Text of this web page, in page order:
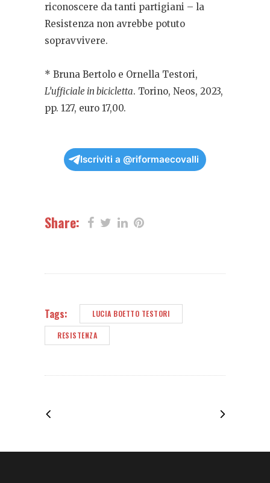
riconoscere da tanti partigiani – la
Resistenza non avrebbe potuto
sopravvivere.
* Bruna Bertolo e Ornella Testori,
L’ufficiale in bicicletta. Torino, Neos, 2023,
pp. 127, euro 17,00.
Iscriviti a @riformaecovalli
Share:
Tags: LUCIA BOETTO TESTORI
RESISTENZA